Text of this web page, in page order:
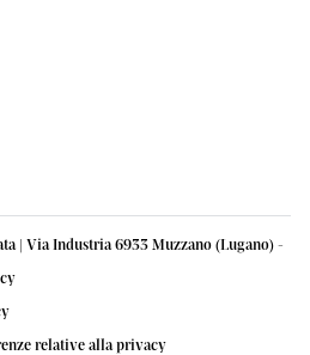
| Via Industria 6933 Muzzano (Lugano) -
relative alla privacy